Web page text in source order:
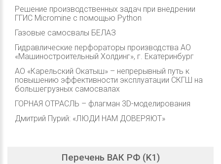
Решение производственных задач при внедрении
ГГИС Micromine с помощью Python
Газовые самосвалы БЕЛАЗ
Гидравлические перфораторы производства АО
«Машиностроительный Холдинг», г. Екатеринбург
АО «Карельский Окатыш» – непрерывный путь к
повышению эффективности эксплуатации СКГШ на
большегрузных самосвалах
ГОРНАЯ ОТРАСЛЬ – флагман 3D-моделирования
Дмитрий Пурий: «ЛЮДИ НАМ ДОВЕРЯЮТ»
Перечень ВАК РФ (K1)